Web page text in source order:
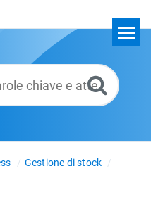
Gestione di stock